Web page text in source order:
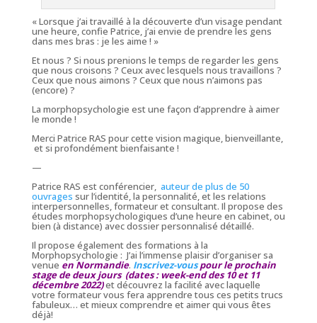
«Lorsque j’ai travaillé à la découverte d’un visage pendant
une heure, confie Patrice, j’ai envie de prendre les gens
dans mes bras : je les aime ! »
Et nous ? Si nous prenions le temps de regarder les gens
que nous croisons ? Ceux avec lesquels nous travaillons ?
Ceux que nous aimons ? Ceux que nous n’aimons pas
(encore) ?
La morphopsychologie est une façon d’apprendre à aimer
le monde !
Merci Patrice RAS pour cette vision magique, bienveillante,
et si profondément bienfaisante !
—
Patrice RAS est conférencier, auteur de plus de 50
ouvrages sur l’identité, la personnalité, et les relations
interpersonnelles, formateur et consultant. Il propose des
études morphopsychologiques d’une heure en cabinet, ou
bien (à distance) avec dossier personnalisé détaillé.
Il propose également des formations à la
Morphopsychologie : J’ai l’immense plaisir d’organiser sa
venue en Normandie. Inscrivez-vouspour le prochain
stage de deux jours (dates : week-end des 10 et 11
décembre 2022)et découvrez la facilité avec laquelle
votre formateur vous fera apprendre tous ces petits trucs
fabuleux… et mieux comprendre et aimer qui vous êtes
déjà!